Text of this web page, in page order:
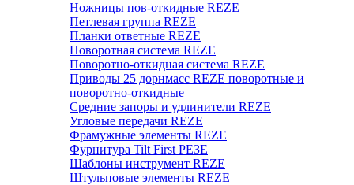
Ножницы пов-откидные REZE
Петлевая группа REZE
Планки ответные REZE
Поворотная система REZE
Поворотно-откидная система REZE
Приводы 25 дорнмасс REZE поворотные и
поворотно-откидные
Средние запоры и удлинители REZE
Угловые передачи REZE
Фрамужные элементы REZE
Фурнитура Tilt First РЕЗЕ
Шаблоны инструмент REZE
Штульповые элементы REZE